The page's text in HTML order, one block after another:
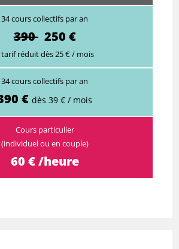
34 cours collectifs par an
390250 €
tarif réduit dès 25 € / mois
34 cours collectifs par an
€dès 39 € / mois
Cours particulier
(individuel ou en couple)
60 € /heure